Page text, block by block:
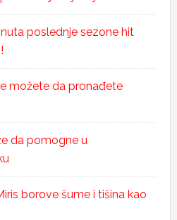
poslednje sezone hit
možete da pronađete
da pomogne u
borove šume i tišina kao